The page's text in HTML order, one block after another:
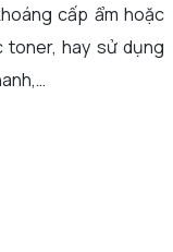
cấp ẩm hoặc
toner, hay sử dụng